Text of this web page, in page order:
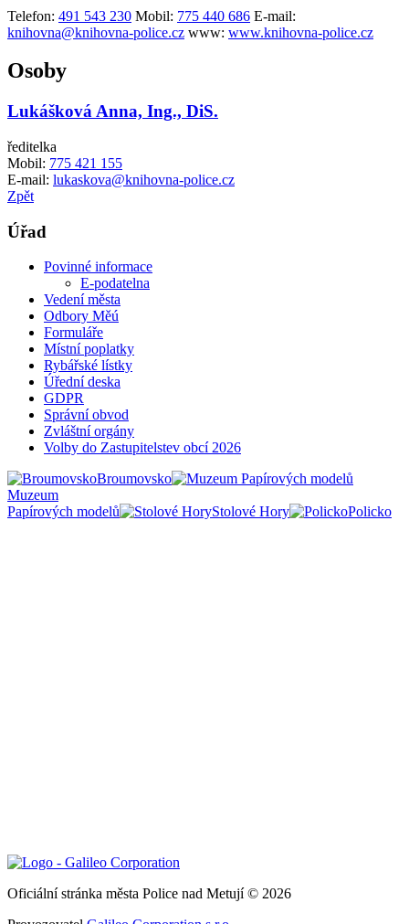
Telefon: 491 543 230 Mobil: 775 440 686 E-mail:
knihovna@knihovna-police.cz www: www.knihovna-police.cz
Osoby
Lukášková Anna, Ing., DiS.
ředitelka
Mobil: 775 421 155
E-mail: lukaskova@knihovna-police.cz
Zpět
Úřad
Povinné informace
E-podatelna
Vedení města
Odbory Měú
Formuláře
Místní poplatky
Rybářské lístky
Úřední deska
GDPR
Správní obvod
Zvláštní orgány
Volby do Zastupitelstev obcí 2026
Broumovsko
Muzeum
Papírových modelů
Stolové Hory Policko
Oficiální stránka města Police nad Metují © 2026